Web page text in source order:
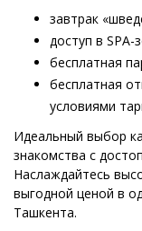
завтрак
доступ в SPA-
бесплатная
бесплатная
условиями
Идеальный выбор
знакомства с
Наслаждайтесь
выгодной ценой в
Ташкента.